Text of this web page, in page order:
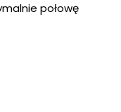
połowę